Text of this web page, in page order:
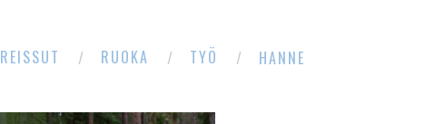
REISSUT RUOKA TYÖ HANNE